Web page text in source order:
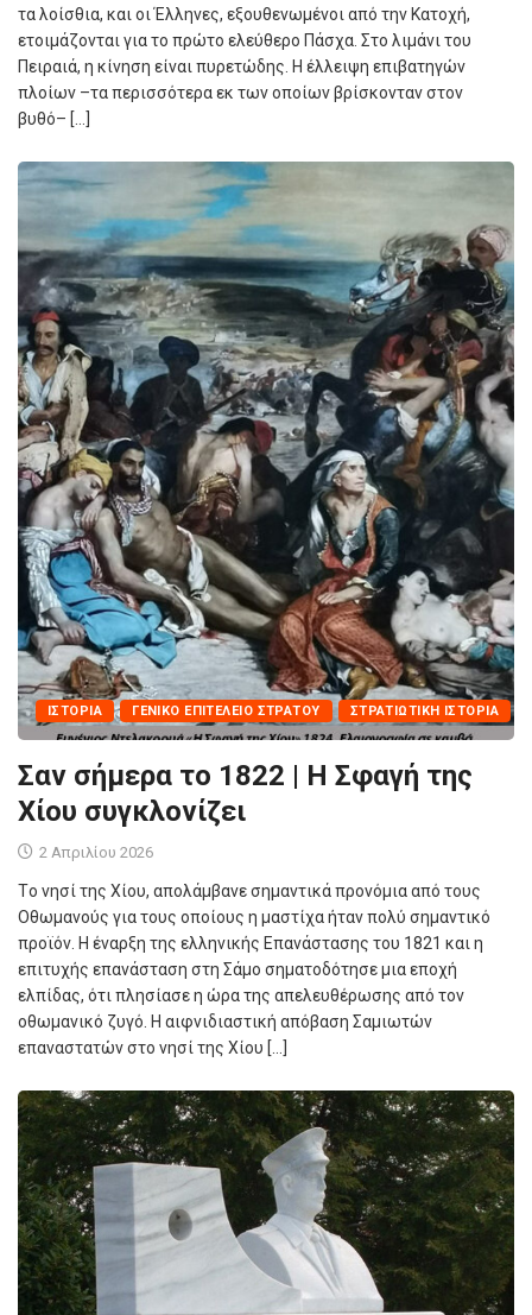
τα λοίσθια, και οι Έλληνες, εξουθενωμένοι από την Κατοχή,
ετοιμάζονται για το πρώτο ελεύθερο Πάσχα. Στο λιμάνι του
Πειραιά, η κίνηση είναι πυρετώδης. Η έλλειψη επιβατηγών
πλοίων –τα περισσότερα εκ των οποίων βρίσκονταν στον
βυθό– […]
ΙΣΤΟΡΊΑ ΓΕΝΙΚΌ ΕΠΙΤΕΛΕΊΟ ΣΤΡΑΤΟΎ ΣΤΡΑΤΙΩΤΙΚΉ ΙΣΤΟΡΊΑ
Σαν σήμερα το 1822 | Η Σφαγή της
Χίου συγκλονίζει
2 Απριλίου 2026
Tο νησί της Χίου, απολάμβανε σημαντικά προνόμια από τους
Οθωμανούς για τους οποίους η μαστίχα ήταν πολύ σημαντικό
προϊόν. Η έναρξη της ελληνικής Επανάστασης του 1821 και η
επιτυχής επανάσταση στη Σάμο σηματοδότησε μια εποχή
ελπίδας, ότι πλησίασε η ώρα της απελευθέρωσης από τον
οθωμανικό ζυγό. Η αιφνιδιαστική απόβαση Σαμιωτών
επαναστατών στο νησί της Χίου […]